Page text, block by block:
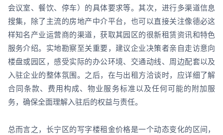
会议室、餐饮、停车）的具体要求等。其次，进行多渠道信息
搜集，除了主流的房地产中介平台，也可以直接关注像德必这
样知名产业运营商的渠道，获取其园区的很新租赁资讯和特色
服务介绍。实地勘察至关重要，建议企业决策者亲自走访意向
楼盘或园区，感受实际的办公环境、交通动线、周边配套以及
入驻企业的整体氛围。之后，在与出租方洽谈时，应详细了解
合同条款、费用构成、物业服务标准以及任何可能的附加服
务，确保全面理解入驻后的权益与责任。
总而言之，长宁区的写字楼租金价格是一个动态变化的区间，